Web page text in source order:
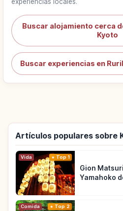
Buscar alojamiento cerca
Kyoto
Buscar experiencias en
Artículos populares sobre
Vida Top 1
Gion
Yamahoko
Comida Top 2